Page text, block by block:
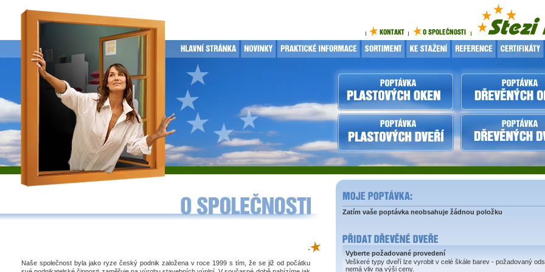
.
Naše společnost byla jako ryze český podnik založena v roce 1999 s tím, že se již od počátku
Zatím vaše poptávka neobsahuje žádnou položku
Vyberte požadované provedení
Veškeré typy dveří lze vyrobit v celé škále barev - požadovaný
nemá vliv na výši ceny.